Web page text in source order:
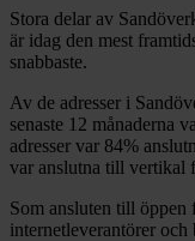
Stora delar av
är idag den mest
snabbaste.
Av de adresser i
senaste 12 månaderna
adresser var 84%
var anslutna till vertikal
Som ansluten till
internetleverantörer och